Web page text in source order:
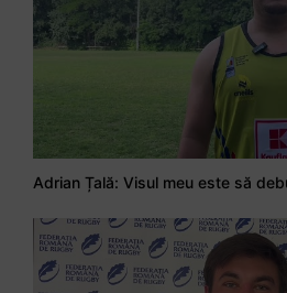
Adrian Țală: Visul meu este să